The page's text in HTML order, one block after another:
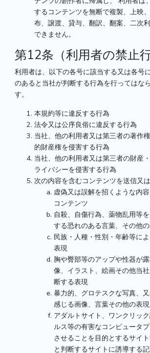
するコンテンツを無断で複製、上映
布、譲渡、貸与、翻訳、翻案、二次
できません。
第12条（利用者の禁止行
利用者は、以下の各号に該当する又は各号
のあると当社が判断する行為を行ってはな
す。
本規約等に違反する行為
法令又は公序良俗に違反する行為
当社、他の利用者又は第三者の著作
的財産権を侵害する行為
当社、他の利用者又は第三者の財産
ライバシーを侵害する行為
次の内容を含むコンテンツを送信又
虚偽又は誤解を招くような内
コンテンツ
自殺、自傷行為、薬物乱用等
する恐れのある言葉、その他
民族・人種・性別・年齢等に
表現
胸や臀部等のアップや性器が
像、イラスト、絵画その他当
断する表現
暴力的、グロテスクな写真、
感じる画像、言葉その他の表現
アダルトサイト、ワンクリッ
ルス等の有害なコンピュータ
させることを目的とするサイ
と判断するサイトに誘導する